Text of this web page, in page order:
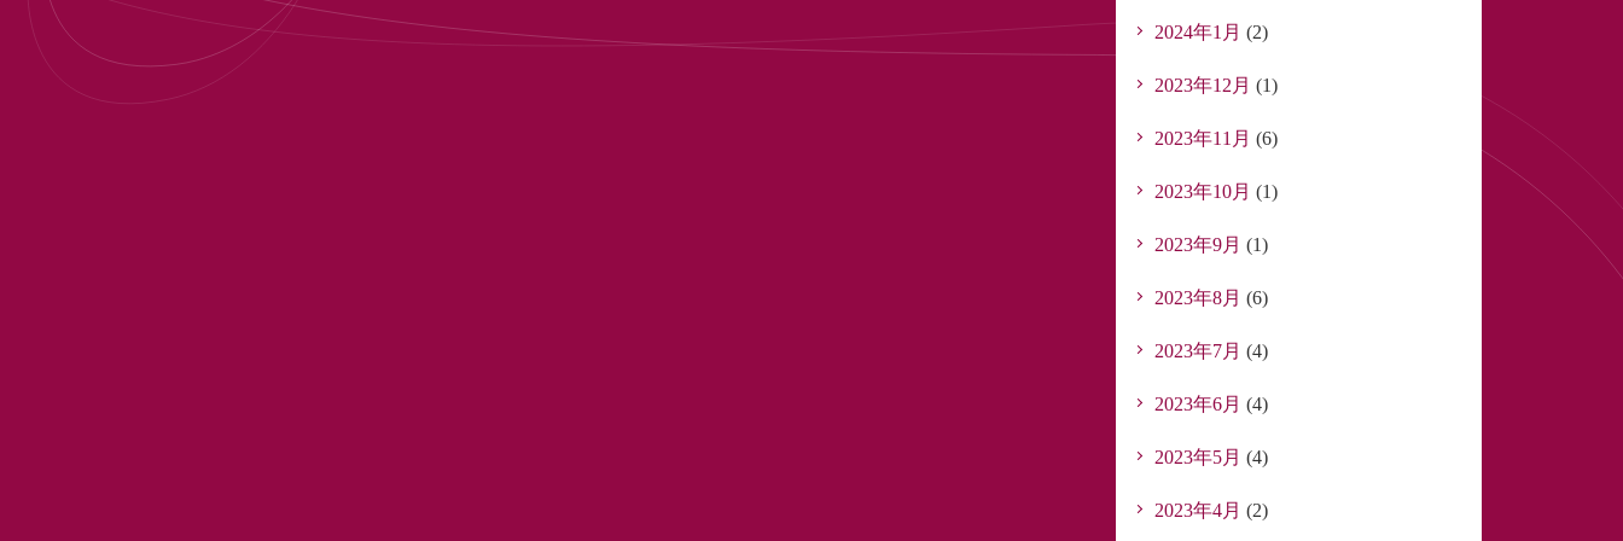
2024年1月 (2)
2023年12月 (1)
2023年11月 (6)
2023年10月 (1)
2023年9月 (1)
2023年8月 (6)
2023年7月 (4)
2023年6月 (4)
2023年5月 (4)
2023年4月 (2)